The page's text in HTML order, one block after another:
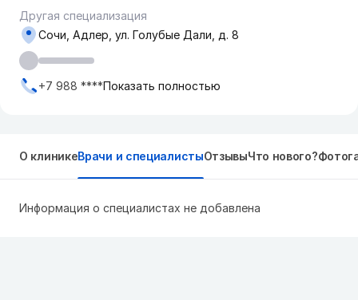
Другая специализация
Сочи, Адлер, ул. Голубые Дали, д. 8
+7 988 ****Показать полностью
О клиникеВрачи и специалистыОтзывыЧто нового?
Информация о специалистах не добавлена